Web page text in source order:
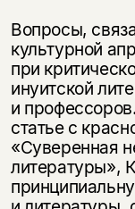
Вопросы,
культурной
при
инуитской
и
статье с
«Суверенная
литературы»,